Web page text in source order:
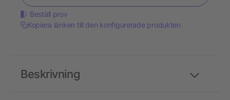
Beställ prov
Kopiera länken till den konfigurerade produkten
Beskrivning